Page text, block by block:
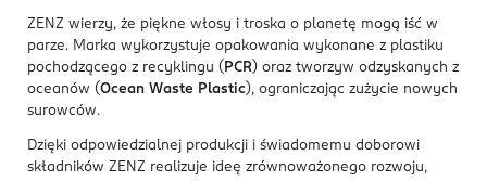
ZENZ wierzy, że piękne włosy i troska o planetę mogą iść w
parze. Marka wykorzystuje opakowania wykonane z plastiku
pochodzącego z recyklingu ( PCR) oraz tworzyw odzyskanych z
oceanów (Ocean Waste Plastic), ograniczając zużycie nowych
surowców.
Dzięki odpowiedzialnej produkcji i świadomemu doborowi
składników ZENZ realizuje ideę zrównoważonego rozwoju,